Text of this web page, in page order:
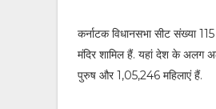
कर्नाटक विधानसभा सीट संख्या
मंदिर शामिल हैं. यहां देश के अलग
पुरुष और 1,05,246 महिलाएं हैं.